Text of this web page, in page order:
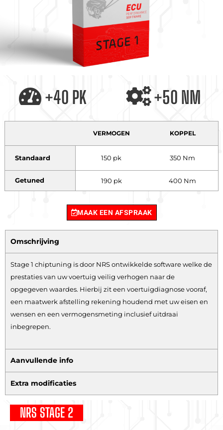
+40 PK +50 NM
VERMOGEN KOPPEL
Standaard 150 pk 350 Nm
Getuned 190 pk 400 Nm
MAAK EEN AFSPRAAK
Omschrijving
Stage 1 chiptuning is door NRS ontwikkelde software welke de
prestaties van uw voertuig veilig verhogen naar de
opgegeven waardes. Hierbij zit een voertuigdiagnose vooraf,
een maatwerk afstelling rekening houdend met uw eisen en
wensen en een vermogensmeting inclusief uitdraai
inbegrepen.
Aanvullende info
Extra modificaties
NRS STAGE 2